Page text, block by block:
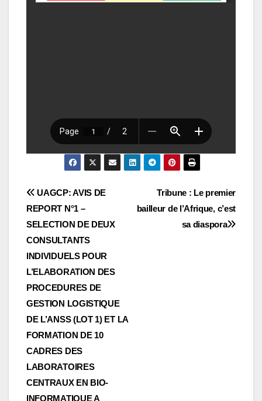
Navigation
de
l’article
Tribune : Le premier
bailleur de l’Afrique, c’est
sa diaspora
UAGCP: AVIS DE
REPORT N°1 –
SELECTION DE DEUX
CONSULTANTS
INDIVIDUELS POUR
L’ELABORATION DES
PROCEDURES DE
GESTION LOGISTIQUE
DE L’ANSS (LOT 1) ET LA
FORMATION DE 10
CADRES DES
LABORATOIRES
CENTRAUX EN BIO-
INFORMATIQUE A